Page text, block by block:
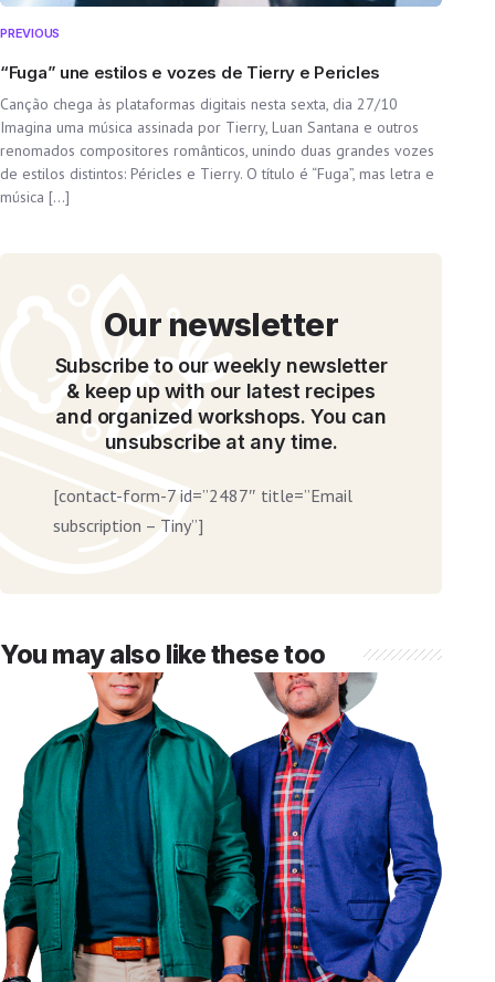
PREVIOUS
“Fuga” une estilos e vozes de Tierry e Pericles
Canção chega às plataformas digitais nesta sexta, dia 27/10
Imagina uma música assinada por Tierry, Luan Santana e outros
renomados compositores românticos, unindo duas grandes vozes
de estilos distintos: Péricles e Tierry. O título é “Fuga”, mas letra e
música […]
Our newsletter
Subscribe to our weekly newsletter
& keep up with our latest recipes
and organized workshops. You can
unsubscribe at any time.
[contact-form-7 id=”2487″ title=”Email
subscription – Tiny”]
You may also like these too